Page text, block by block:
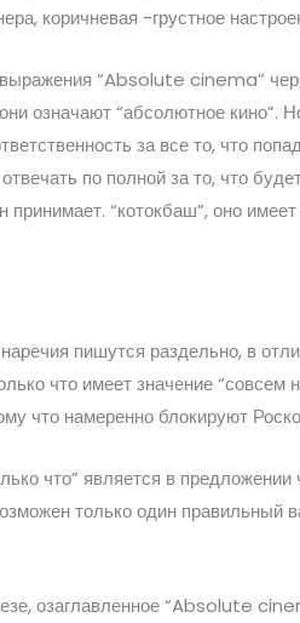
коричневая -грустное
“Absolute cinema”
означают “абсолютное
за все то, что
по полной за то, что
принимает. “котокбаш”, оно
пишутся раздельно, в
что имеет значение “совсем
что намеренно блокируют
что” является в
только один правильный
озаглавленное “Absolute